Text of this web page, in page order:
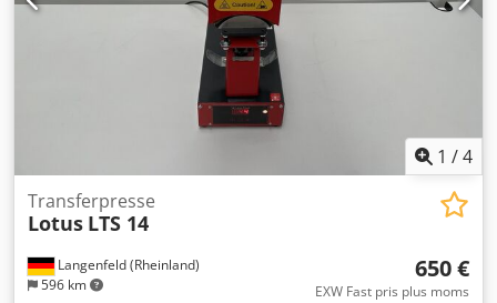
1 /4
Langenfeld (Rheinland)
596 km
Transferpresse
Lotus LTS 14
650 €
EXW Fast pris plus moms